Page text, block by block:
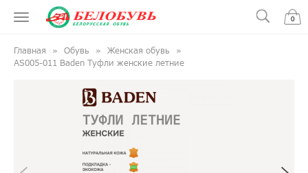
0
Главная Обувь
Женская обувь
AS005-011 Baden Туфли женские летние